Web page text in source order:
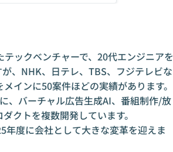
ックベンチャーで、20代エンジニアを
、NHK、日テレ、TBS、フジテレビな
インに50案件ほどの実績があります。
、バーチャル広告生成AI、番組制作/放
クトを複数開発しています。
度に会社として大きな変革を迎えま